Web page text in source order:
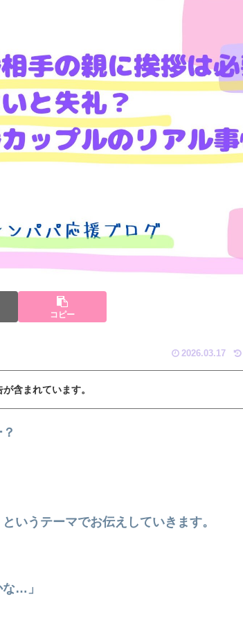
コピー
2026.03.17
含まれています。
いうテーマでお伝えしていきます。
…」